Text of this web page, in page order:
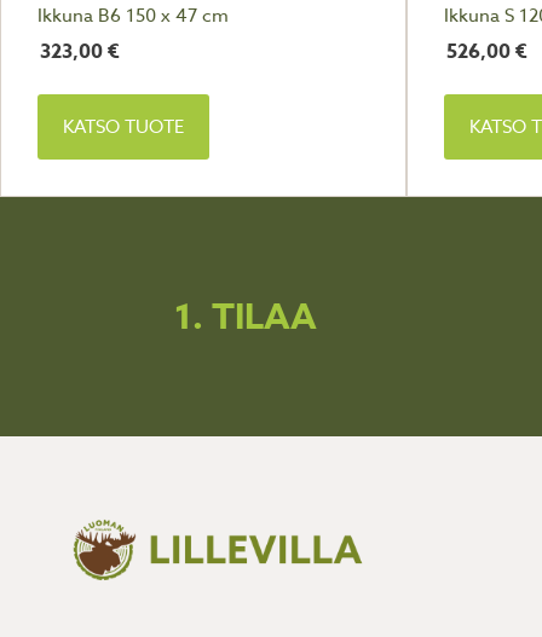
Ikkuna B6 150 x 47 cm
323,00€
KATSO TUOTE
Ikkuna S
526,00€
KATSO
1. TILAA